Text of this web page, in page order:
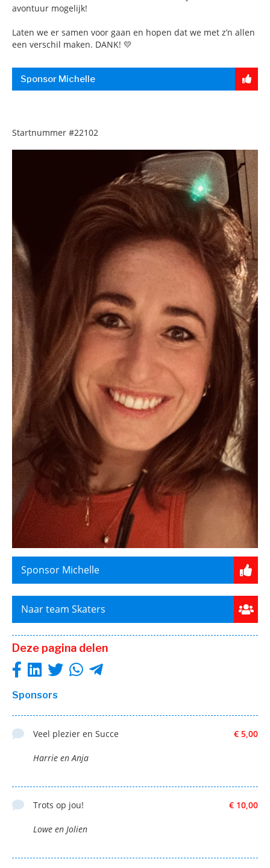
avontuur mogelijk!
Laten we er samen voor gaan en hopen dat we met z’n allen
een verschil maken. DANK! 💛
Sponsor Michelle
Startnummer #22102
Sponsor Michelle
Naar team Skaters
Deze pagina delen
Sponsors
€ 5,00
Veel plezier en Succe
Harrie en Anja
€ 10,00
Trots op jou!
Lowe en Jolien